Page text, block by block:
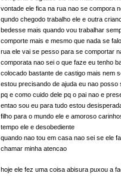
vontade ele fica na rua nao se compora
qundo chegodo trabalho ele e outra
bedesse mais quando vou trabalhar
comporte mais e mesmo que nada se
rua ele vai se pesso para se comportar
comporata nao sei o que faze eu tenho
colocado bastante de castigo mais nem
estou precisando de ajuda eu nao posso
pq e como cuido dele pq o pai nao e
entao sou eu para tudo estou
filho para o mundo ele e amoroso
tempo ele e desobediente
quando nao tou em casa nao sei se ele
chamar minha atencao
hoje ele fez uma coisa abisura puxou a